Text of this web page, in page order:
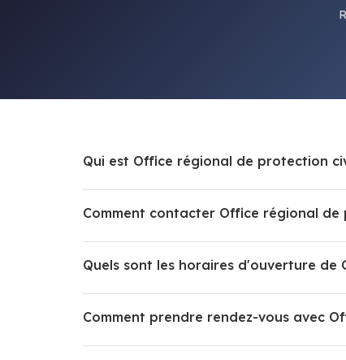
Qui est Office régional de protection
Comment contacter Office régional de
Quels sont les horaires d'ouverture
Comment prendre rendez-vous avec